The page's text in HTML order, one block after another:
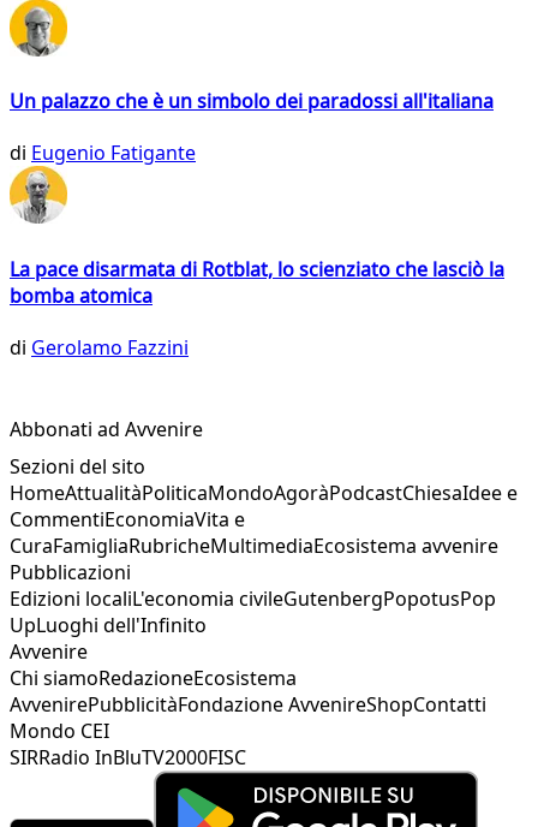
Un palazzo che è un simbolo dei paradossi all'italiana
di Eugenio Fatigante
La pace disarmata di Rotblat, lo scienziato che lasciò la
bomba atomica
di Gerolamo Fazzini
Abbonati ad Avvenire
Sezioni del sito
HomeAttualitàPoliticaMondoAgoràPodcastChiesaIdee e
CommentiEconomiaVita e
CuraFamigliaRubricheMultimediaEcosistema avvenire
Pubblicazioni
Edizioni localiL'economia civileGutenbergPopotusPop
UpLuoghi dell'Infinito
Avvenire
Chi siamoRedazioneEcosistema
AvvenirePubblicitàFondazione AvvenireShopContatti
Mondo CEI
SIRRadio InBluTV2000FISC